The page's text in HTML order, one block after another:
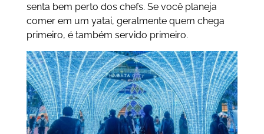
senta bem perto dos chefs. Se você planeja
comer em um yatai, geralmente quem chega
primeiro, é também servido primeiro.